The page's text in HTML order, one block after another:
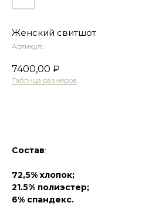
Женский свитшот
Артикул:
7400,00 ₽
Таблица размеров
Состав:
72,5% хлопок;
21.5% полиэстер;
6% спандекс.